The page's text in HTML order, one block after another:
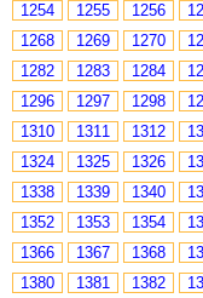
1254
1255 1256
1268
1269 1270
1282
1283 1284
1296
1297 1298
1310
1311 1312
1324
1325 1326
1338
1339 1340
1352
1353 1354
1366
1367 1368
1380
1381 1382